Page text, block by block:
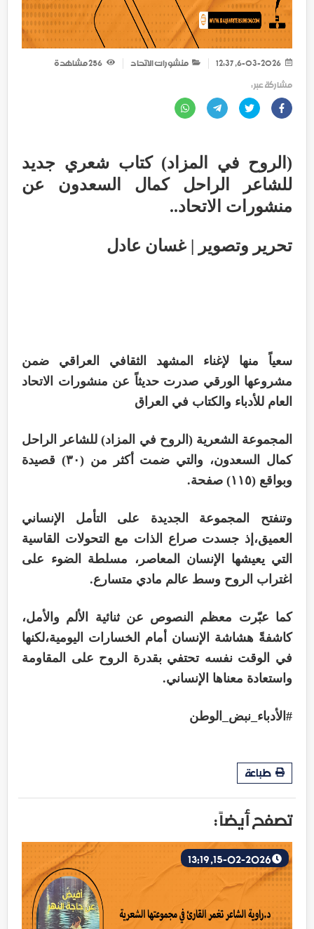
منشورات الاتحاد 256
مشاهدة
مشاركة عبر :
(الروح في المزاد) كتاب شعري جديد
للشاعر الراحل كمال السعدون عن
منشورات الاتحاد..
تحرير وتصوير | غسان عادل
سعياً منها لإغناء المشهد الثقافي العراقي ضمن
مشروعها الورقي صدرت حديثاً عن منشورات الاتحاد
العام للأدباء والكتاب في العراق
المجموعة الشعرية (الروح في المزاد) للشاعر الراحل
كمال السعدون، والتي ضمت أكثر من (٣٠) قصيدة
وبواقع (١١٥) صفحة.
وتنفتح المجموعة الجديدة على التأمل الإنساني
العميق،إذ جسدت صراع الذات مع التحولات القاسية
التي يعيشها الإنسان المعاصر، مسلطة الضوء على
اغتراب الروح وسط عالم مادي متسارع.
كما عبّرت معظم النصوص عن ثنائية الألم والأمل،
كاشفةً هشاشة الإنسان أمام الخسارات اليومية،لكنها
في الوقت نفسه تحتفي بقدرة الروح على المقاومة
واستعادة معناها الإنساني.
#الأدباء_نبض_الوطن
طباعة
تصفح أيضاً :